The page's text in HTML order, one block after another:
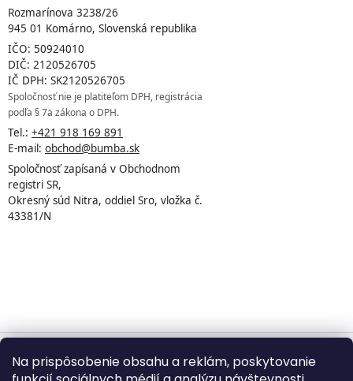
Na prispôsobenie obsahu a reklám, poskytovanie
Rozmarínova 3238/26
945 01 Komárno, Slovenská republika
IČO: 50924010
DIČ: 2120526705
IČ DPH: SK2120526705
Spoločnosť nie je platiteľom DPH, registrácia
podľa § 7a zákona o DPH.
Tel.: +421 918 169 891
E-mail: obchod@bumba.sk
Spoločnosť zapísaná v Obchodnom
registri SR,
Okresný súd Nitra, oddiel Sro, vložka č.
43381/N
Vytvoril Shoptet